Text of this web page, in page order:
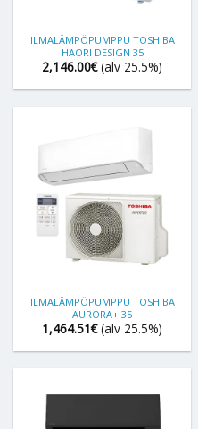
ILMALÄMPÖPUMPPU TOSHIBA
HAORI DESIGN 35
2,146.00€ (alv 25.5%)
ILMALÄMPÖPUMPPU TOSHIBA
AURORA+ 35
1,464.51€ (alv 25.5%)